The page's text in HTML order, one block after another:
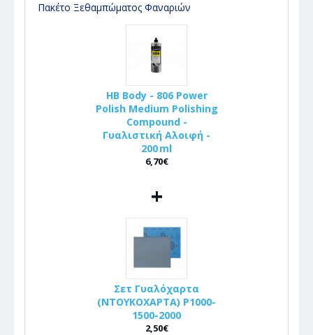
Πακέτο Ξεθαμπώματος Φαναριών
HB Body - 806 Power
Polish Medium Polishing
Compound -
Γυαλιστική Αλοιφή -
200 ml
6,70€
+
Σετ Γυαλόχαρτα
(ΝΤΟΥΚΟΧΑΡΤΑ) P1000-
1500-2000
2,50€